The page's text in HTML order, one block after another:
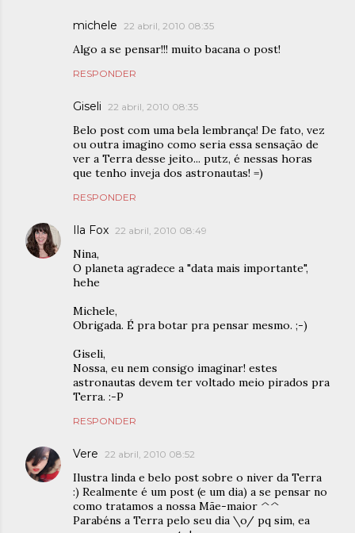
michele 22 abril, 2010 08:35
Algo a se pensar!!! muito bacana o post!
RESPONDER
Giseli 22 abril, 2010 08:35
Belo post com uma bela lembrança! De fato, vez
ou outra imagino como seria essa sensação de
ver a Terra desse jeito... putz, é nessas horas
que tenho inveja dos astronautas! =)
RESPONDER
Ila Fox 22 abril, 2010 08:49
Nina,
O planeta agradece a "data mais importante",
hehe
Michele,
Obrigada. É pra botar pra pensar mesmo. ;-)
Giseli,
Nossa, eu nem consigo imaginar! estes
astronautas devem ter voltado meio pirados pra
Terra. :-P
RESPONDER
Vere 22 abril, 2010 08:52
Ilustra linda e belo post sobre o niver da Terra
:) Realmente é um post (e um dia) a se pensar no
como tratamos a nossa Mãe-maior ^^
Parabéns a Terra pelo seu dia \o/ pq sim, ea